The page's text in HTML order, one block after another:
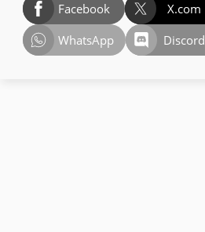
Facebook X.com
WhatsApp
Discord